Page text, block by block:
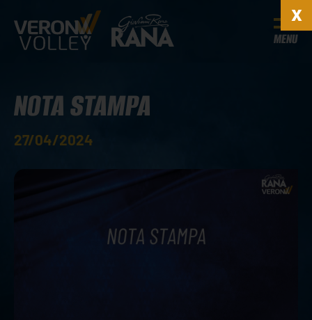
MENU
NOTA STAMPA
27/04/2024